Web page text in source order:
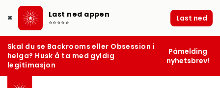
✖ Last ned appen
⭐⭐⭐⭐⭐ Last ned
Skal du se Backrooms eller Obsession i
helga? Husk å ta med gyldig
legitimasjon
Påmelding
nyhetsbrev!